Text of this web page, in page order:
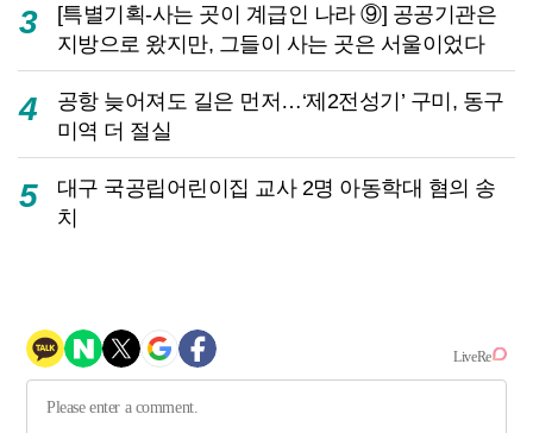
3
[특별기획-사는 곳이 계급인 나라 ⑨] 공공기관은
지방으로 왔지만, 그들이 사는 곳은 서울이었다
4
공항 늦어져도 길은 먼저…‘제2전성기’ 구미, 동구
미역 더 절실
5
대구 국공립어린이집 교사 2명 아동학대 혐의 송
치